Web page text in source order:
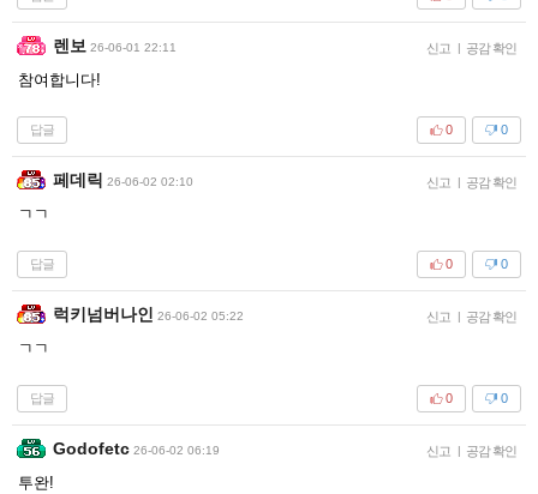
렌보 26-06-01 22:11 신고 | 공감 확인
참여합니다!
답글 0
0
페데릭 26-06-02 02:10 신고 | 공감 확인
ㄱㄱ
답글 0
0
럭키넘버나인 26-06-02 05:22 신고 | 공감 확인
ㄱㄱ
답글 0
0
Godofetc 26-06-02 06:19 신고 | 공감 확인
투완!